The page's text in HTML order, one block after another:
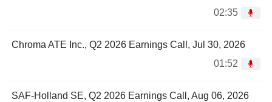
02:35
Chroma ATE Inc., Q2 2026 Earnings Call, Jul 30, 2026
01:52
SAF-Holland SE, Q2 2026 Earnings Call, Aug 06, 2026